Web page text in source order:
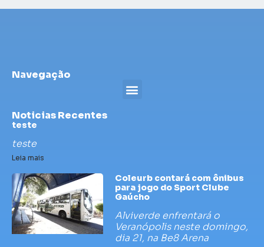
Navegação
Noticias Recentes
teste
teste
Leia mais
Coleurb contará com ônibus
para jogo do Sport Clube
Gaúcho
Alviverde enfrentará o
Veranópolis neste domingo,
dia 21, na Be8 Arena